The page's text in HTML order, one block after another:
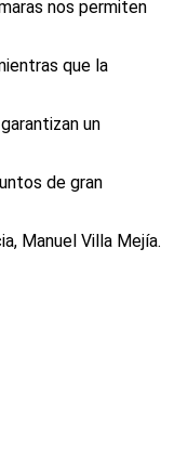
nos permiten
que la
un
de gran
Manuel Villa Mejía.